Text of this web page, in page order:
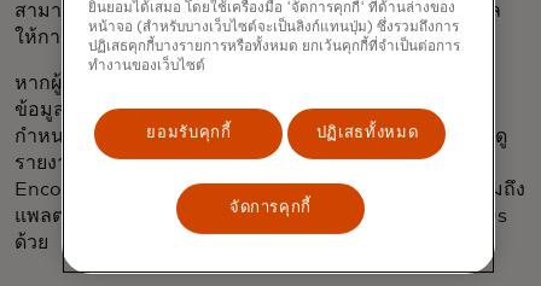
สามารถนำไปใช้เพื่อระบุประวัติการชำระค่าเช่าที่อาจส่งผล
ให้การประเมินเครดิตดีขึ้น
หากผู้ให้กู้ใช้รายงาน VOA พวกเขาสามารถเลือก Access
ข้อมูลได้ทั้ง 2 เดือนหรือ 12 เดือน เพื่อให้ตรงตามข้อ
กำหนดการพิจารณาอนุมัติสินเชื่อของตนเอง สามารถเรียกดู
รายงานได้โดยตรงผ่าน API หรือสามารถดูได้ใน ICE
Encompass และ Encompass Consumer Connect รวมถึง
แพลตฟอร์มจุดขาย (POS) สินเชื่อที่อยู่อาศัย SimpleNexus
ด้วย
ยินยอมได้เสมอ โดยใช้เครื่องมือ 'จัดการคุกกี้' ที่ด้านล่างของ
หน้าจอ (สำหรับบางเว็บไซต์จะเป็นลิงก์แทนปุ่ม) ซึ่งรวมถึงการ
ปฏิเสธคุกกี้บางรายการหรือทั้งหมด ยกเว้นคุกกี้ที่จำเป็นต่อการ
ทำงานของเว็บไซต์
ยอมรับคุกกี้ ปฏิเสธทั้งหมด
จัดการคุกกี้